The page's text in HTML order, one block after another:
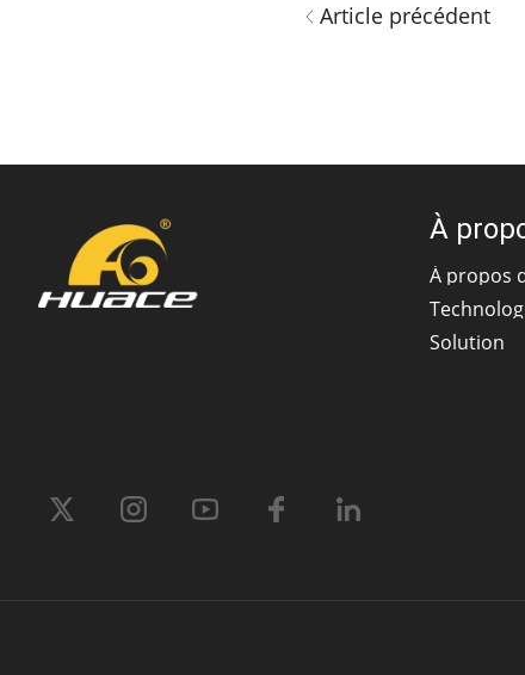
Article précédent
À
À propos
Solution